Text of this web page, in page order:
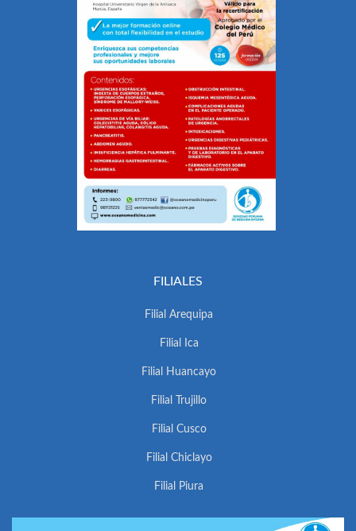
FILIALES
Filial Arequipa
Filial Ica
Filial Huancayo
Filial Trujillo
Filial Cusco
Filial Chiclayo
Filial Piura